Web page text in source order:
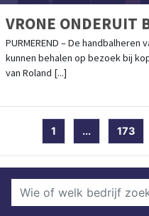
VRONE ONDERUIT
PURMEREND – De
kunnen behalen op bezoek bij
van Roland [...]
1 ... 173